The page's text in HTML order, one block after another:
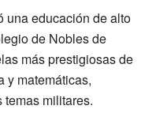
una educación de alto
de Nobles de
más prestigiosas de
y matemáticas,
temas militares.